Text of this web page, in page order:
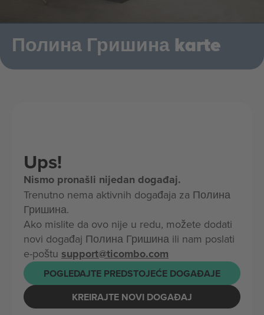
Полина Гришина karte
Ups!
Nismo pronašli nijedan događaj.
Trenutno nema aktivnih događaja za Полина
Гришина.
Ako mislite da ovo nije u redu, možete dodati
novi događaj Полина Гришина ili nam poslati
e-poštu support@ticombo.com
POGLEDAJTE PREDSTOJEĆE DOGAĐAJE
KREIRAJTE NOVI DOGAĐAJ